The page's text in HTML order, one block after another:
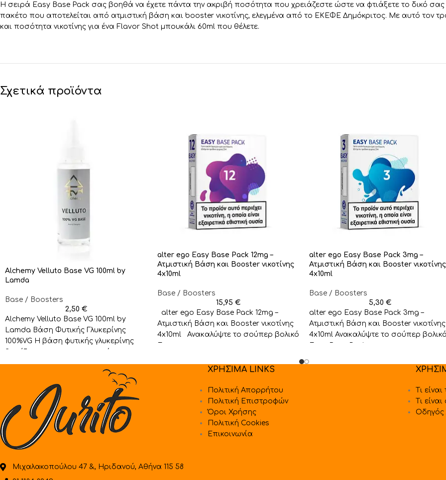
H σειρά Easy Base Pack σας βοηθά να έχετε πάντα την ακριβή ποσότητα που χρειάζεστε ώστε να φτιάξετε το δικό
πακέτο που αποτελείται από ατμιστική βάση και booster νικοτίνης, ελεγμένα από το ΕΚΕΦΕ Δημόκριτος. Με αυτό τον
και ποσότητα νικοτίνης για ένα Flavor Shot μπουκάλι 60ml που θέλετε.
Σχετικά προϊόντα
Alchemy Velluto Base VG 100ml by
Lamda
Base / Boosters
2,50 €
Alchemy Velluto Base VG 100ml by
Lamda Βάση Φυτικής Γλυκερίνης
100%VG Η βάση φυτικής γλυκερίνης
alter ego Easy Base Pack 12mg –
Ατμιστική Βάση και Booster νικοτίνης
4x10ml
Base / Boosters
15,95 €
alter ego Easy Base Pack 12mg –
Ατμιστική Βάση και Booster νικοτίνης
4x10ml Ανακαλύψτε το σούπερ βολικό
alter ego Easy Base Pack 3mg –
Ατμιστική Βάση και Booster νικοτίνης
4x10ml
Base / Boosters
5,30€
alter ego Easy Base Pack 3mg –
Ατμιστική Βάση και Booster νικοτίνης
4x10ml Ανακαλύψτε το σούπερ βολικό
Μιχαλακοπούλου 47 &, Ηριδανού, Αθήνα 115 58
ΧΡΗΣΙΜΑ LINKS
Πολιτική Απορρήτου
Πολιτική Επιστροφών
Όροι Χρήσης
Πολιτική Cookies
Επικοινωνία
Τι
Τι
Οδηγός